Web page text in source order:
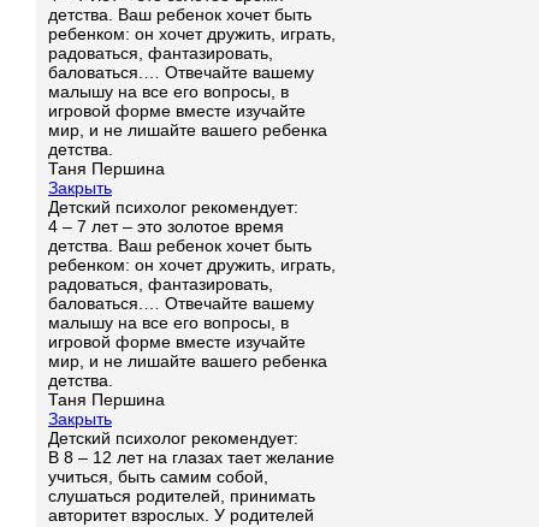
детства. Ваш ребенок хочет быть
ребенком: он хочет дружить, играть,
радоваться, фантазировать,
баловаться.… Отвечайте вашему
малышу на все его вопросы, в
игровой форме вместе изучайте
мир, и не лишайте вашего ребенка
детства.
Таня Першина
Закрыть
Детский психолог рекомендует:
4 – 7 лет – это золотое время
детства. Ваш ребенок хочет быть
ребенком: он хочет дружить, играть,
радоваться, фантазировать,
баловаться.… Отвечайте вашему
малышу на все его вопросы, в
игровой форме вместе изучайте
мир, и не лишайте вашего ребенка
детства.
Таня Першина
Закрыть
Детский психолог рекомендует:
В 8 – 12 лет на глазах тает желание
учиться, быть самим собой,
слушаться родителей, принимать
авторитет взрослых. У родителей